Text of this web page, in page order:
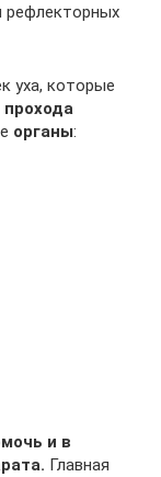
рефлекторных
уха, которые
прохода
органы:
и в
Главная